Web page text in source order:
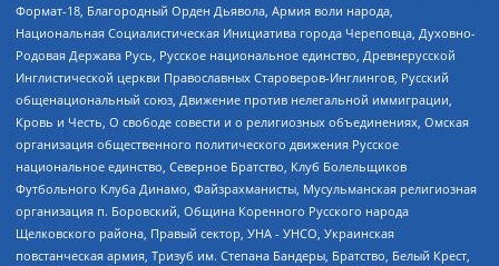
Формат-18, Благородный Орден Дьявола, Армия воли народа,
Национальная Социалистическая Инициатива города Череповца, Духовно-
Родовая Держава Русь, Русское национальное единство, Древнерусской
Инглистической церкви Православных Староверов-Инглингов, Русский
общенациональный союз, Движение против нелегальной иммиграции,
Кровь и Честь, О свободе совести и о религиозных объединениях, Омская
организация общественного политического движения Русское
национальное единство, Северное Братство, Клуб Болельщиков
Футбольного Клуба Динамо, Файзрахманисты, Мусульманская религиозная
организация п. Боровский, Община Коренного Русского народа
Щелковского района, Правый сектор, УНА - УНСО, Украинская
повстанческая армия, Тризуб им. Степана Бандеры, Братство, Белый Крест,